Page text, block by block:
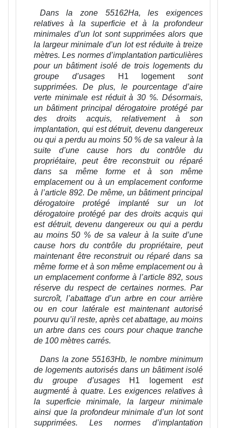
Dans la zone 55162Ha, les exigences
relatives à la superficie et à la profondeur
minimales d’un lot sont supprimées alors que
la largeur minimale d’un lot est réduite à treize
mètres. Les normes d’implantation particulières
pour un bâtiment isolé de trois logements du
groupe d’usages
H1 logement sont
supprimées. De plus, le pourcentage d’aire
verte minimale est réduit à 30 %. Désormais,
un bâtiment principal dérogatoire protégé par
des droits acquis, relativement à son
implantation, qui est détruit, devenu dangereux
ou qui a perdu au moins 50 % de sa valeur à la
suite d’une cause hors du contrôle du
propriétaire, peut être reconstruit ou réparé
dans sa même forme et à son même
emplacement ou à un emplacement conforme
à l’article 892. De même, un bâtiment principal
dérogatoire protégé implanté sur un lot
dérogatoire protégé par des droits acquis qui
est détruit, devenu dangereux ou qui a perdu
au moins 50 % de sa valeur à la suite d’une
cause hors du contrôle du propriétaire, peut
maintenant être reconstruit ou réparé dans sa
même forme et à son même emplacement ou à
un emplacement conforme à l’article 892, sous
réserve du respect de certaines normes. Par
surcroît, l’abattage d’un arbre en cour arrière
ou en cour latérale est maintenant autorisé
pourvu qu’il reste, après cet abattage, au moins
un arbre dans ces cours pour chaque tranche
de 100 mètres carrés.
Dans la zone 55163Hb, le nombre minimum
de logements autorisés dans un bâtiment isolé
du groupe d’usages H1 logement est
augmenté à quatre. Les exigences relatives à
la superficie minimale, la largeur minimale
ainsi que la profondeur minimale d’un lot sont
supprimées. Les normes d’implantation